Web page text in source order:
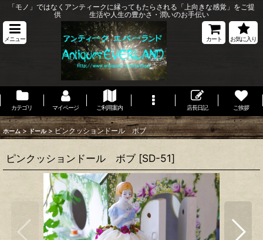
「モノ」ではなくアンティークに縁ってもたらされる「上向きな感覚」をご提
供 生活や人生の豊かさ・潤いのお手伝い
メニュー カート お気に入り
カテゴリ マイページ ご利用案内 店長日記 ご挨拶
ホーム > ドール > ピンクッションドール ボブ
ピンクッションドール ボブ [SD-51]